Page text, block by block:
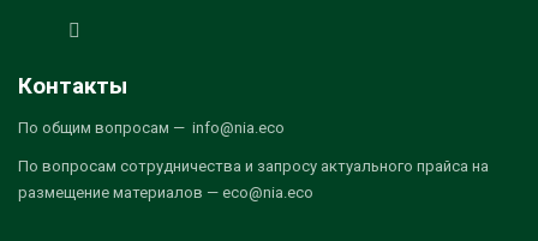
Контакты
По общим вопросам — info@nia.eco
По вопросам сотрудничества и запросу актуального прайса на
размещение материалов — eco@nia.eco